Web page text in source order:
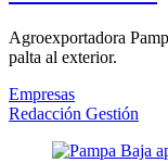
Agroexportadora
palta al exterior.
Empresas
Redacción Gestión